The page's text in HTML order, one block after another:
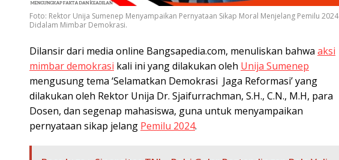
Foto: Rektor Unija Sumenep Menyampaikan Pernyataan Sikap Moral Menjelang Pemilu 2024
Didalam Mimbar Demokrasi.
Dilansir dari media online Bangsapedia.com, menuliskan bahwa aksi
mimbar demokrasi kali ini yang dilakukan oleh Unija Sumenep
mengusung tema ‘Selamatkan Demokrasi Jaga Reformasi’ yang
dilakukan oleh Rektor Unija Dr. Sjaifurrachman, S.H., C.N., M.H, para
Dosen, dan segenap mahasiswa, guna untuk menyampaikan
pernyataan sikap jelang Pemilu 2024.